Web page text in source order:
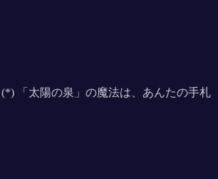
「太陽の泉」の魔法は、あんたの手札